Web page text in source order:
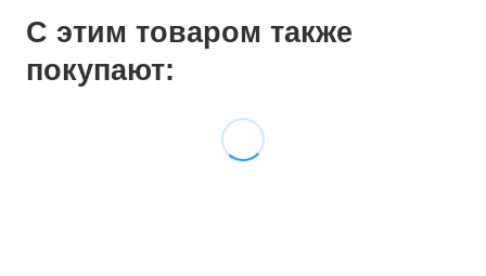
С этим товаром также
покупают: